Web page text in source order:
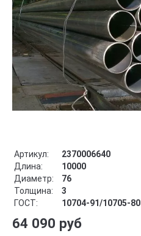
Артикул:
2370006640
Длина:
10000
Диаметр:
76
Толщина:
3
ГОСТ:
10704-91/10705-80
64 090 руб